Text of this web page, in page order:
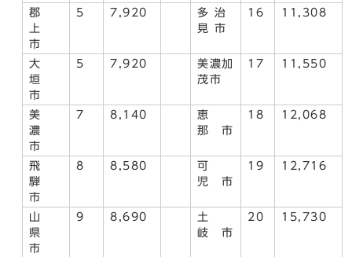
郡
上
市
5 7,920
多 治
見 市
16 11,308
大
垣
市
5 7,920
美濃加
茂市
17 11,550
美
濃
市
7 8,140
恵
那 市
18 12,068
飛
騨
市
8 8,580
可
児 市
19 12,716
山
県
市
9 8,690
土
岐 市
20 15,730